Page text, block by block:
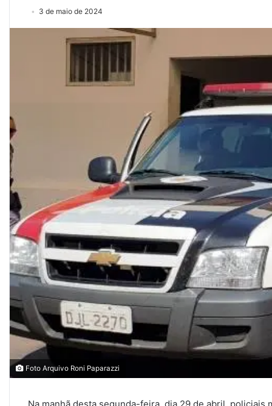
3 de maio de 2024
Foto Arquivo Roni Paparazzi